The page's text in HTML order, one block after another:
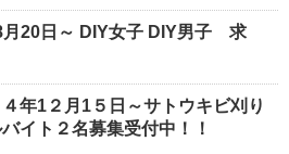
月20日～ DIY女子 DIY男子 求
年1２月1５日～サトウキビ刈り
イト２名募集受付中！！